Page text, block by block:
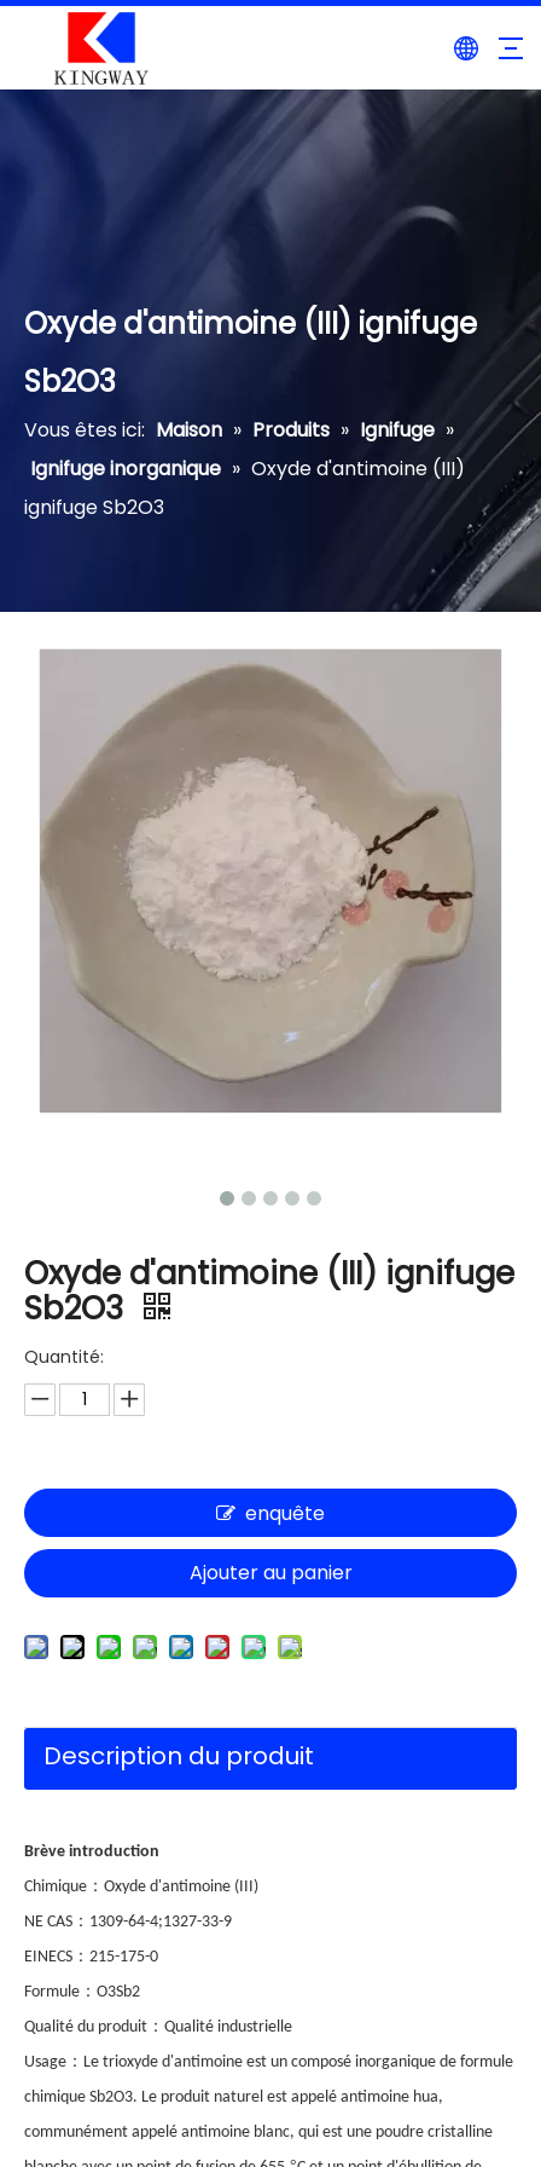
Oxyde d'antimoine (III) ignifuge
Sb2O3
Vous êtes ici: Maison » Produits » Ignifuge »
Ignifuge inorganique » Oxyde d'antimoine (III)
ignifuge Sb2O3
Oxyde d'antimoine (III) ignifuge
Sb2O3
Quantité:
enquête
Ajouter au panier
Description du produit
Brève introduction
Chimique ： Oxyde d'antimoine (III)
NE CAS ： 1309-64-4;1327-33-9
EINECS ： 215-175-0
Formule ： O3Sb2
Qualité du produit ： Qualité industrielle
Usage ： Le trioxyde d'antimoine est un composé inorganique de formule
chimique Sb2O3. Le produit naturel est appelé antimoine hua,
communément appelé antimoine blanc, qui est une poudre cristalline